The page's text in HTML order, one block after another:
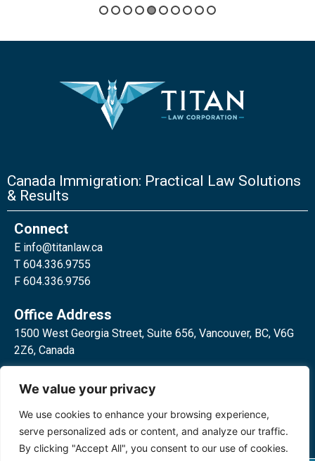
We value your privacy
We use cookies to enhance your browsing experience,
serve personalized ads or content, and analyze our traffic.
By clicking "Accept All", you consent to our use of cookies.
Canada Immigration: Practical Law Solutions
& Results
Connect
E info@titanlaw.ca
T 604.336.9755
F 604.336.9756
Office Address
1500 West Georgia Street, Suite 656, Vancouver, BC, V6G
2Z6, Canada
Toronto, ON, M4W 3E2, Canada